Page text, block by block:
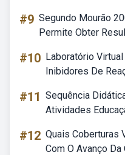
#9 Segundo Mourão
Permite Obter
#10 Laboratório
Inibidores De
#11 Sequência
Atividades
#12 Quais Coberturas
Com O Avanço